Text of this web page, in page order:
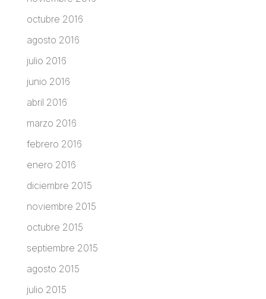
octubre 2016
agosto 2016
julio 2016
junio 2016
abril 2016
marzo 2016
febrero 2016
enero 2016
diciembre 2015
noviembre 2015
octubre 2015
septiembre 2015
agosto 2015
julio 2015